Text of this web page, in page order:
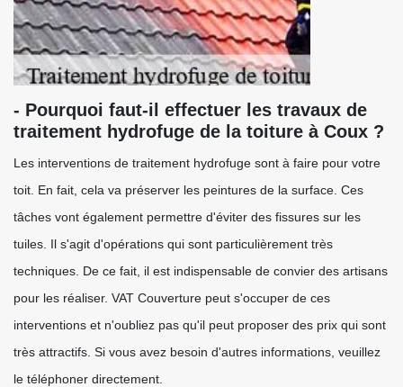
- Pourquoi faut-il effectuer les travaux de
traitement hydrofuge de la toiture à Coux ?
Les interventions de traitement hydrofuge sont à faire pour votre
toit. En fait, cela va préserver les peintures de la surface. Ces
tâches vont également permettre d'éviter des fissures sur les
tuiles. Il s'agit d'opérations qui sont particulièrement très
techniques. De ce fait, il est indispensable de convier des artisans
pour les réaliser. VAT Couverture peut s'occuper de ces
interventions et n'oubliez pas qu'il peut proposer des prix qui sont
très attractifs. Si vous avez besoin d'autres informations, veuillez
le téléphoner directement.